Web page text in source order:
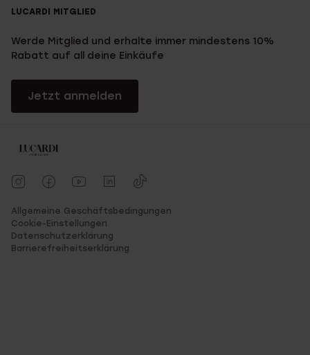
LUCARDI MITGLIED
Werde Mitglied und erhalte immer mindestens 10%
Rabatt auf all deine Einkäufe
Jetzt anmelden
Allgemeine Geschäftsbedingungen
Cookie-Einstellungen
Datenschutzerklärung
Barrierefreiheitserklärung